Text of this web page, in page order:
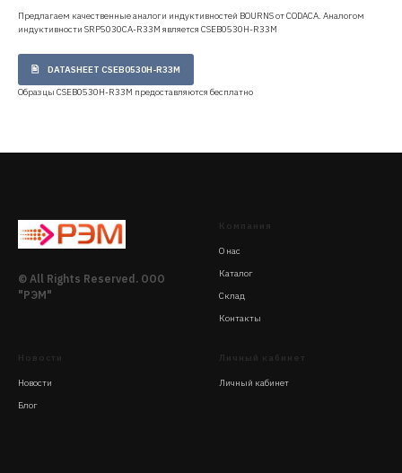
Предлагаем качественные аналоги индуктивностей BOURNS от CODACA. Аналогом
индуктивности SRP5030CA-R33M является CSEB0530H-R33M
DATASHEET CSEB0530H-R33M
Образцы CSEB0530H-R33M предоставляются бесплатно
© All Rights Reserved. ООО
"РЭМ"
Компания
О нас
Каталог
Склад
Контакты
Новости
Новости
Блог
Личный кабинет
Личный кабинет